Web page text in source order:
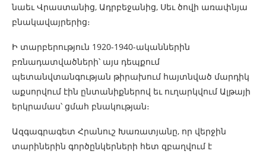
նաեւ Վրաստանից, Ադրբեջանից, Սեւ ծովի առափնյա
բնակավայրերից։
Ի տարբերություն 1920-1940-ականներին
բռնադատվածների՝ այս դեպքում
պետանվտանգության թիրախում հայտնված մարդիկ
աքսորվում էին ընտանիքներով եւ ուղարկվում Ալթայի
երկրամաս՝ ցմահ բնակության։
Ազգագրագետ Հրանուշ Խառատյանը, որ վերջին
տարիներին գործընկերների հետ զբաղվում է